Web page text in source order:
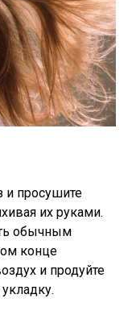
и просушите
их руками.
обычным
конце
и продуйте